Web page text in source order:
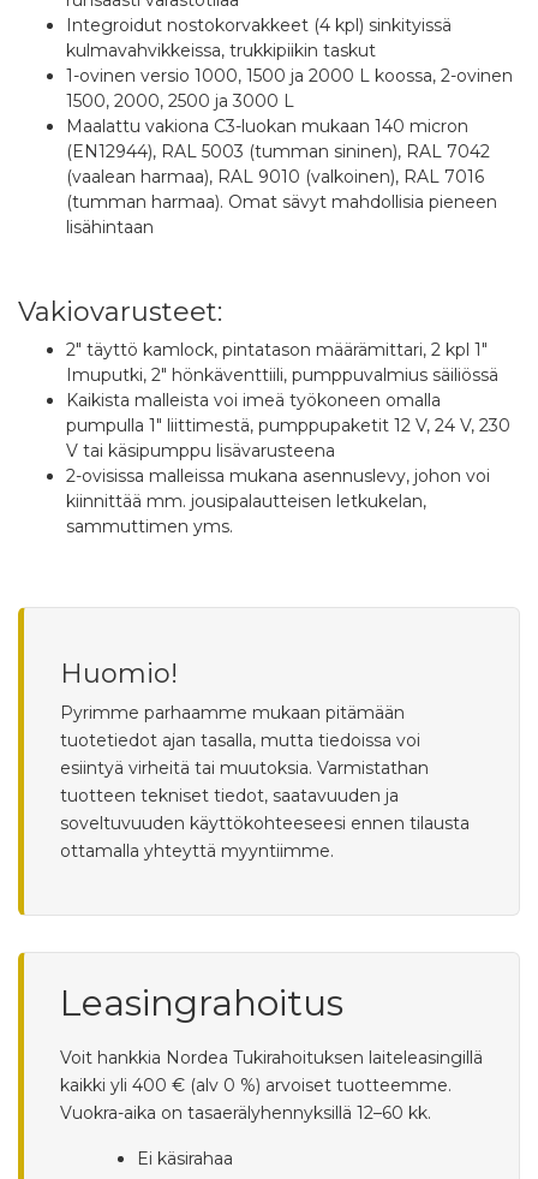
Integroidut nostokorvakkeet (4 kpl) sinkityissä
kulmavahvikkeissa, trukkipiikin taskut
1-ovinen versio 1000, 1500 ja 2000 L koossa, 2-ovinen
1500, 2000, 2500 ja 3000 L
Maalattu vakiona C3-luokan mukaan 140 micron
(EN12944), RAL 5003 (tumman sininen), RAL 7042
(vaalean harmaa), RAL 9010 (valkoinen), RAL 7016
(tumman harmaa). Omat sävyt mahdollisia pieneen
lisähintaan
Vakiovarusteet:
2" täyttö kamlock, pintatason määrämittari, 2 kpl 1"
Imuputki, 2" hönkäventtiili, pumppuvalmius säiliössä
Kaikista malleista voi imeä työkoneen omalla
pumpulla 1" liittimestä, pumppupaketit 12 V, 24 V, 230
V tai käsipumppu lisävarusteena
2-ovisissa malleissa mukana asennuslevy, johon voi
kiinnittää mm. jousipalautteisen letkukelan,
sammuttimen yms.
Huomio!
Pyrimme parhaamme mukaan pitämään
tuotetiedot ajan tasalla, mutta tiedoissa voi
esiintyä virheitä tai muutoksia. Varmistathan
tuotteen tekniset tiedot, saatavuuden ja
soveltuvuuden käyttökohteeseesi ennen tilausta
ottamalla yhteyttä myyntiimme.
Leasingrahoitus
Voit hankkia Nordea Tukirahoituksen laiteleasingillä
kaikki yli 400 € (alv 0 %) arvoiset tuotteemme.
Vuokra-aika on tasaerälyhennyksillä 12–60 kk.
Ei käsirahaa